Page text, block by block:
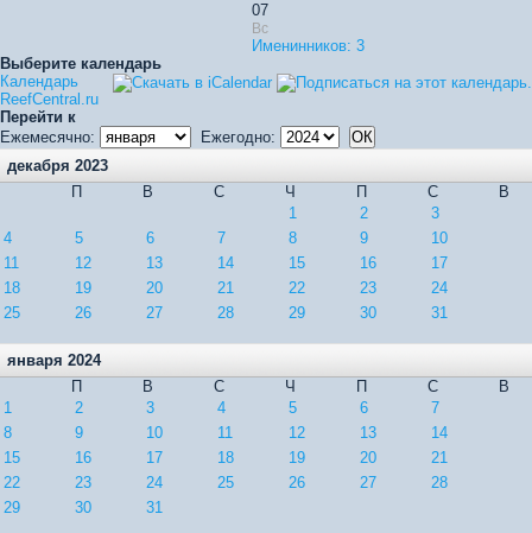
07
Вс
Именинников: 3
Выберите календарь
Календарь
ReefCentral.ru
Перейти к
Ежемесячно:
Ежегодно:
декабря 2023
П
В С Ч П С
В
1
2
3
4
5 6 7 8 9
10
11
12 13 14 15 16
17
18
19 20 21 22 23
24
25
26 27 28 29 30 31
января 2024
П
В С Ч П С
В
1
2 3 4 5 6
7
8
9 10 11 12 13
14
15
16 17 18 19 20
21
22
23 24 25 26 27
28
29
30 31